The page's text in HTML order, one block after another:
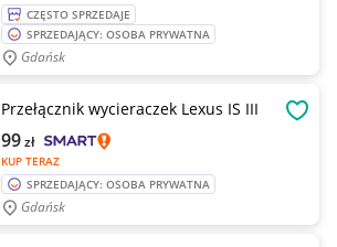
CZĘSTO SPRZEDAJE
SPRZEDAJĄCY: OSOBA PRYWATNA
Gdańsk
Przełącznik wycieraczek Lexus IS III
KUP TERAZ
99zł
SPRZEDAJĄCY: OSOBA PRYWATNA
Gdańsk